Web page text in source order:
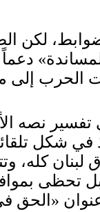
تنفيذ القرار 1701 على
المساندة»
تفسير نصه
الدولية الثلاثة 1701
لبنان كله،
تحظى
عنوان